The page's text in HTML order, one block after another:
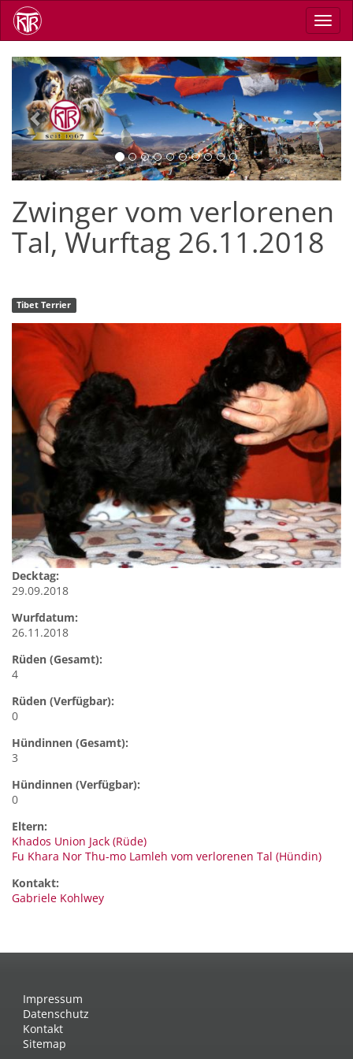
Direkt
zum
Inhalt
Previous Next
Zwinger vom verlorenen
Tal, Wurftag 26.11.2018
Tibet Terrier
Decktag:
29.09.2018
Wurfdatum:
26.11.2018
Rüden (Gesamt):
4
Rüden (Verfügbar):
0
Hündinnen (Gesamt):
3
Hündinnen (Verfügbar):
0
Eltern:
Khados Union Jack (Rüde)
Fu Khara Nor Thu-mo Lamleh vom verlorenen Tal (Hündin)
Kontakt:
Gabriele Kohlwey
Impressum
Datenschutz
Kontakt
Sitemap